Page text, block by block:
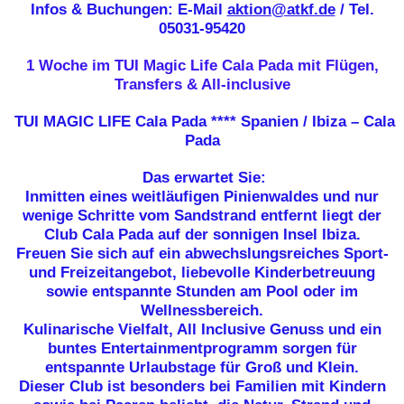
Infos & Buchungen: E-Mail aktion@atkf.de/ Tel.
05031-95420
1 Woche im TUI Magic Life Cala Pada mit Flügen,
Transfers & All-inclusive
TUI MAGIC LIFE Cala Pada **** Spanien / Ibiza – Cala
Pada
Das erwartet Sie:
Inmitten eines weitläufigen Pinienwaldes und nur
wenige Schritte vom Sandstrand entfernt liegt der
Club Cala Pada auf der sonnigen Insel Ibiza.
Freuen Sie sichauf ein abwechslungsreiches Sport-
und Freizeitangebot, liebevolle Kinderbetreuung
sowie entspannte Stunden am Pool oder im
Wellnessbereich.
Kulinarische Vielfalt, All Inclusive Genuss und ein
buntes Entertainmentprogramm sorgen für
entspannte Urlaubstage für Groß und Klein.
Dieser Club ist besonders bei Familien mit Kindern